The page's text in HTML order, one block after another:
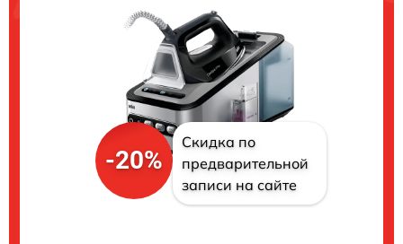
-20%
Скидка по
предварительной
записи на сайте